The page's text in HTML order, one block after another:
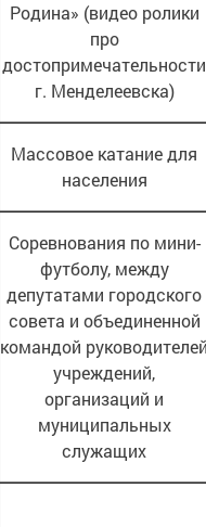
Родина» (видео ролики
про
достопримечательности
г. Менделеевска)
Массовое катание для
населения
Соревнования по мини-
футболу, между
депутатами городского
совета и объединенной
командой
учреждений,
организаций и
муниципальных
служащих